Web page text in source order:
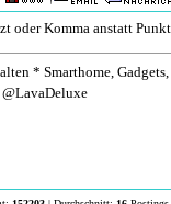
oder Komma anstatt
* Smarthome,